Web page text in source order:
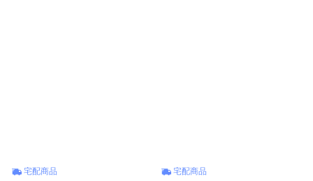
宅配商品 宅配商品